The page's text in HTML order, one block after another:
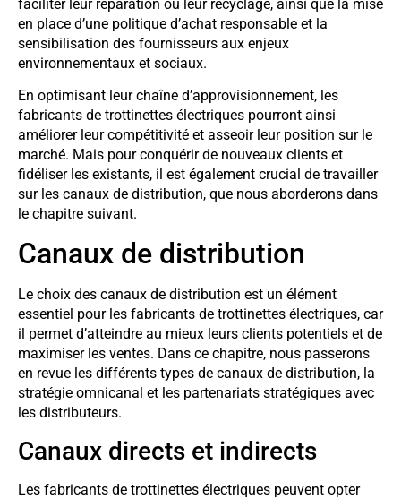
faciliter leur réparation ou leur recyclage, ainsi que la mise
en place d’une politique d’achat responsable et la
sensibilisation des fournisseurs aux enjeux
environnementaux et sociaux.
En optimisant leur chaîne d’approvisionnement, les
fabricants de trottinettes électriques pourront ainsi
améliorer leur compétitivité et asseoir leur position sur le
marché. Mais pour conquérir de nouveaux clients et
fidéliser les existants, il est également crucial de travailler
sur les canaux de distribution, que nous aborderons dans
le chapitre suivant.
Canaux de distribution
Le choix des canaux de distribution est un élément
essentiel pour les fabricants de trottinettes électriques, car
il permet d’atteindre au mieux leurs clients potentiels et de
maximiser les ventes. Dans ce chapitre, nous passerons
en revue les différents types de canaux de distribution, la
stratégie omnicanal et les partenariats stratégiques avec
les distributeurs.
Canaux directs et indirects
Les fabricants de trottinettes électriques peuvent opter